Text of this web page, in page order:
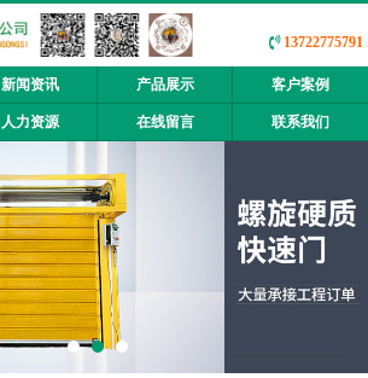
13722775791
新闻资讯 产品展示 客户案例
人力资源 在线留言 联系我们